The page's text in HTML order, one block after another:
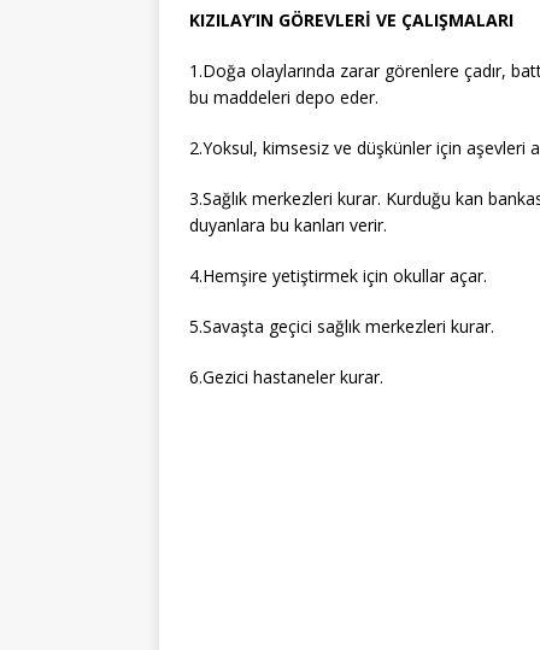
KIZILAY’IN GÖREVLERİ VE ÇALIŞMALARI
1.Doğa olaylarında zarar görenlere çadır,
bu maddeleri depo eder.
2.Yoksul, kimsesiz ve düşkünler için aşevleri
3.Sağlık merkezleri kurar. Kurduğu kan
duyanlara bu kanları verir.
4.Hemşire yetiştirmek için okullar açar.
5.Savaşta geçici sağlık merkezleri kurar.
6.Gezici hastaneler kurar.